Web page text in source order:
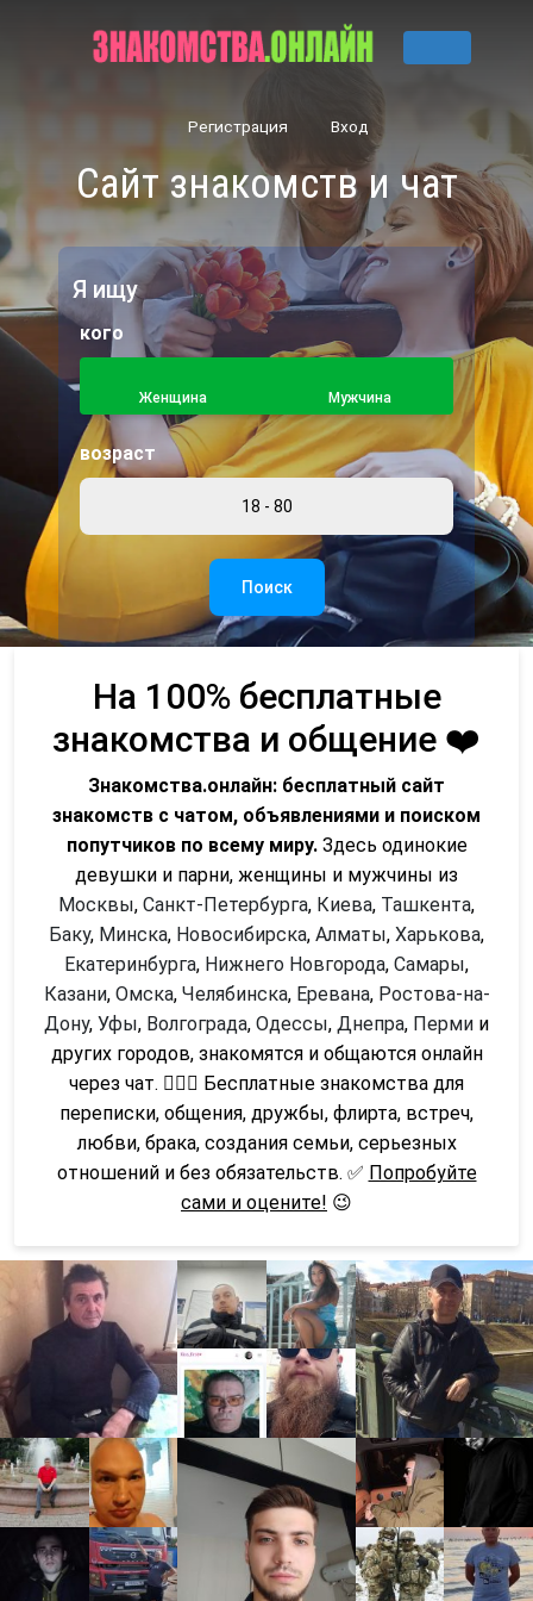
Регистрация Вход
Сайт знакомств и чат
Я ищу
кого
Женщина Мужчина
возраст
Поиск
На 100% бесплатные
знакомства и общение ❤️
Знакомства.онлайн: бесплатный сайт
знакомств с чатом, объявлениями и поиском
попутчиков по всему миру.Здесь одинокие
девушки и парни, женщины и мужчины из
Москвы, Санкт-Петербурга, Киева, Ташкента,
Баку, Минска, Новосибирска, Алматы, Харькова,
Екатеринбурга, Нижнего Новгорода, Самары,
Казани, Омска, Челябинска, Еревана, Ростова-на-
Дону, Уфы, Волгограда, Одессы, Днепра, Перми и
других городов, знакомятся и общаются онлайн
через чат. 👩‍❤️‍👨 Бесплатные знакомства для
переписки, общения, дружбы, флирта, встреч,
любви, брака, создания семьи, серьезных
отношений и без обязательств. ✅ Попробуйте
сами и оцените! 😉